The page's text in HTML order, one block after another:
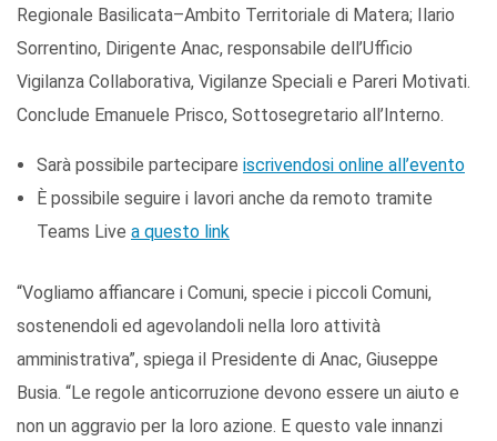
Regionale Basilicata–Ambito Territoriale di Matera; Ilario
Sorrentino, Dirigente Anac, responsabile dell’Ufficio
Vigilanza Collaborativa, Vigilanze Speciali e Pareri Motivati.
Conclude Emanuele Prisco, Sottosegretario all’Interno.
Sarà possibile partecipare iscrivendosi online all’evento
È possibile seguire i lavori anche da remoto tramite
Teams Live a questo link
“Vogliamo affiancare i Comuni, specie i piccoli Comuni,
sostenendoli ed agevolandoli nella loro attività
amministrativa”, spiega il Presidente di Anac, Giuseppe
Busia. “Le regole anticorruzione devono essere un aiuto e
non un aggravio per la loro azione. E questo vale innanzi